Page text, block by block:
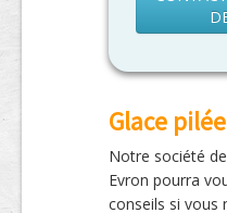
Glace
Notre société
Evron pourra
conseils si vous